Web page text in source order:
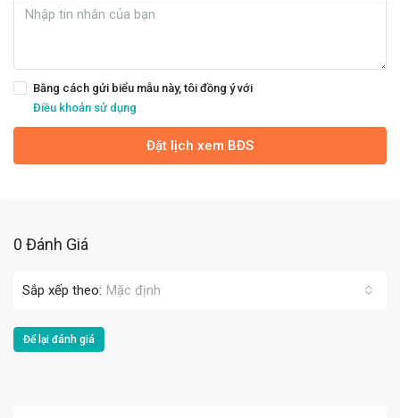
Bằng cách gửi biểu mẫu này, tôi đồng ý với
Điều khoản sử dụng
Đặt lịch xem BĐS
0 Đánh Giá
Sắp xếp theo: Mặc định
Để lại đánh giá